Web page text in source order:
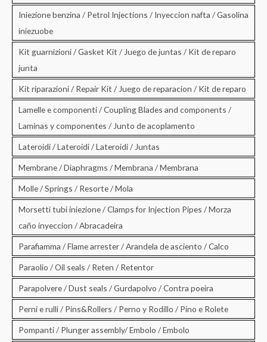
Iniezione benzina / Petrol Injections / Inyeccion nafta / Gasolina
iniezuobe
Kit guarnizioni / Gasket Kit / Juego de juntas / Kit de reparo
junta
Kit riparazioni / Repair Kit / Juego de reparacion / Kit de reparo
Lamelle e componenti / Coupling Blades and components /
Laminas y componentes / Junto de acoplamento
Lateroidi / Lateroidi / Lateroidi / Juntas
Membrane / Diaphragms / Membrana / Membrana
Molle / Springs / Resorte / Mola
Morsetti tubi iniezione / Clamps for Injection Pipes / Morza
caño inyeccion / Abracadeira
Parafiamma / Flame arrester / Arandela de asciento / Calco
Paraolio / Oil seals / Reten / Retentor
Parapolvere / Dust seals / Gurdapolvo / Contra poeira
Perni e rulli / Pins&Rollers / Perno y Rodillo / Pino e Rolete
Pompanti / Plunger assembly/ Embolo / Embolo